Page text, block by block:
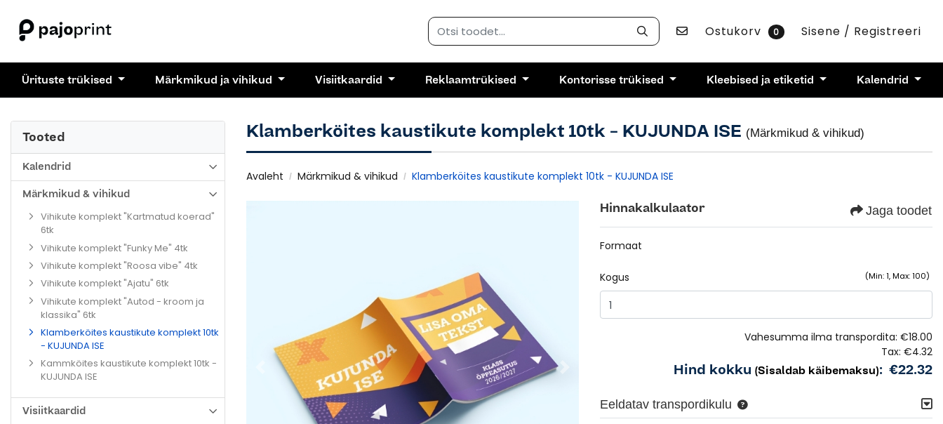
Võta ühendust
Ostukorv 0 Sisene / Registreeri
Ürituste trükised Märkmikud ja vihikud Visiitkaardid Reklaamtrükised Kontorisse trükised Kleebised ja etiketid Kalendrid
Tooted
Kalendrid
Märkmikud & vihikud
Vihikute komplekt "Kartmatud koerad"
6tk
Vihikute komplekt "Funky Me" 4tk
Vihikute komplekt "Roosa vibe" 4tk
Vihikute komplekt "Ajatu" 6tk
Vihikute komplekt "Autod - kroom ja
klassika" 6tk
Klamberköites kaustikute komplekt 10tk
- KUJUNDA ISE
Kammköites kaustikute komplekt 10tk -
KUJUNDA ISE
Visiitkaardid
Klamberköites kaustikute komplekt 10tk - KUJUNDA ISE (Märkmikud & vihikud)
Avaleht Märkmikud & vihikud Klamberköites kaustikute komplekt 10tk - KUJUNDA ISE
Hinnakalkulaator Jaga toodet
Formaat
(Min: 1, Max: 100)
Kogus
Vahesumma ilma transpordita: €18.00
Tax: €4.32
Hind kokku (Sisaldab käibemaksu): €22.32
Eeldatav transpordikulu